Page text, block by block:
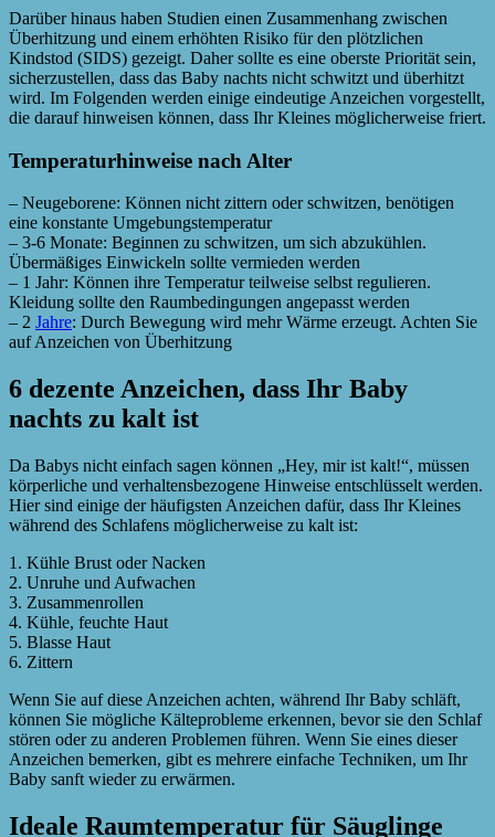
Darüber hinaus haben Studien einen Zusammenhang zwischen
Überhitzung und einem erhöhten Risiko für den plötzlichen
Kindstod (SIDS) gezeigt. Daher sollte es eine oberste Priorität sein,
sicherzustellen, dass das Baby nachts nicht schwitzt und überhitzt
wird. Im Folgenden werden einige eindeutige Anzeichen vorgestellt,
die darauf hinweisen können, dass Ihr Kleines möglicherweise friert.
Temperaturhinweise nach Alter
– Neugeborene: Können nicht zittern oder schwitzen, benötigen
eine konstante Umgebungstemperatur
– 3-6 Monate: Beginnen zu schwitzen, um sich abzukühlen.
Übermäßiges Einwickeln sollte vermieden werden
– 1 Jahr: Können ihre Temperatur teilweise selbst regulieren.
Kleidung sollte den Raumbedingungen angepasst werden
– 2 Jahre: Durch Bewegung wird mehr Wärme erzeugt. Achten Sie
auf Anzeichen von Überhitzung
6 dezente Anzeichen, dass Ihr Baby
nachts zu kalt ist
Da Babys nicht einfach sagen können „Hey, mir ist kalt!“, müssen
körperliche und verhaltensbezogene Hinweise entschlüsselt werden.
Hier sind einige der häufigsten Anzeichen dafür, dass Ihr Kleines
während des Schlafens möglicherweise zu kalt ist:
1. Kühle Brust oder Nacken
2. Unruhe und Aufwachen
3. Zusammenrollen
4. Kühle, feuchte Haut
5. Blasse Haut
6. Zittern
Wenn Sie auf diese Anzeichen achten, während Ihr Baby schläft,
können Sie mögliche Kälteprobleme erkennen, bevor sie den Schlaf
stören oder zu anderen Problemen führen. Wenn Sie eines dieser
Anzeichen bemerken, gibt es mehrere einfache Techniken, um Ihr
Baby sanft wieder zu erwärmen.
Ideale Raumtemperatur für Säuglinge